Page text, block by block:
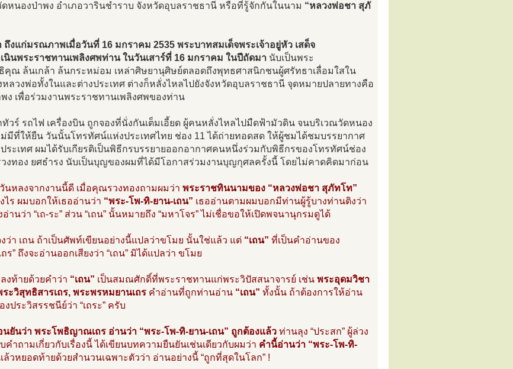
ดหนองป่าพง อำเภอวารินชำราบ จังหวัดอุบลราชธานี หรือที่รู้จักกันในนาม “หลวงพ่อชา สุภั
ถึงแก่มรณภาพเมื่อวันที่ 16 มกราคม 2535 พระบาทสมเด็จพระเจ้าอยู่หัว เสด็จ
นินพระราชทานเพลิงศพท่าน ในวันเสาร์ที่ 16 มกราคม ในปีถัดมา นับเป็นพระ
ณ ล้นเกล้า ล้นกระหม่อม เหล่าศิษยานุศิษย์ตลอดถึงพุทธศาสนิกชนผู้ศรัทธาเลื่อมใสใน
ลวงพ่อทั้งในและต่างประเทศ ต่างก็หลั่งไหลไปยังจังหวัดอุบลราชธานี จุดหมายปลายทางคือ
ง เพื่อร่วมงานพระราชทานเพลิงศพของท่าน
ทัวร์ รถไฟ เครื่องบิน ถูกจองที่นั่งกันเต็มเอี้ยด ผู้คนหลั่งไหลไปมืดฟ้ามัวดิน จนบริเวณวัดหนอง
มีที่ให้ยืน วันนั้นโทรทัศน์แห่งประเทศไทย ช่อง 11 ได้ถ่ายทอดสด ให้ผู้ชมได้ชมบรรยากาศ
ระเทศ ผมได้รับเกียรติเป็นพิธีกรบรรยายออกอากาศคนหนึ่งร่วมกับพิธีกรของโทรทัศน์ช่อง
งทอง ยศธำรง นับเป็นบุญของผมที่ได้มีโอกาสร่วมงานบุญกุศลครั้งนี้ โดยไม่คาดคิดมาก่อน
นหลงจากงานนี้ดี เมื่อคุณรวงทองถามผมว่า พระราชทินนามของ “หลวงพ่อชา สุภัทโท”
ไร ผมบอกให้เธออ่านว่า “พระ-โพ-ทิ-ยาน-เถน” เธออ่านตามผมบอกมีท่านผู้รู้บางท่านติงว่า
านว่า “เถ-ระ” ส่วน “เถน” นั้นหมายถึง “มหาโจร” ไม่เชื่อขอให้เปิดพจนานุกรมดูได้
ว่า เถน ถ้าเป็นศัพท์เขียนอย่างนี้แปลว่าขโมย นั้นใช่แล้ว แต่ “เถน” ที่เป็นคำอ่านของ
ร” ถึงจะอ่านออกเสียงว่า “เถน” มิได้แปลว่า ขโมย
ท้ายด้วยคำว่า “เถน” เป็นสมณศักดิ์ที่พระราชทานแก่พระวิปัสสนาจารย์ เช่น พระอุดมวิชา
ะวิสุทธิสารเถร, พระพรหมยานเถร คำอ่านที่ถูกท่านอ่าน “เถน” ทั้งนั้น ถ้าต้องการให้อ่าน
องประวิสรรชนีย์ว่า “เถระ” ครับ
ยันว่า พระโพธิญาณเถร อ่านว่า “พระ-โพ-ทิ-ยาน-เถน” ถูกต้องแล้ว ท่านลุง “ประสก” ผู้ล่วง
คำถามเกี่ยวกับเรื่องนี้ ได้เขียนบทความยืนยันเช่นเดียวกับผมว่า คำนี้อ่านว่า “พระ-โพ-ทิ-
ล้วหยอดท้ายด้วยสำนวนเฉพาะตัวว่า อ่านอย่างนี้ “ถูกที่สุดในโลก” !